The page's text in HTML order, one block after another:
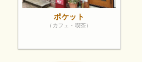
ポケット
（カフェ・喫茶）